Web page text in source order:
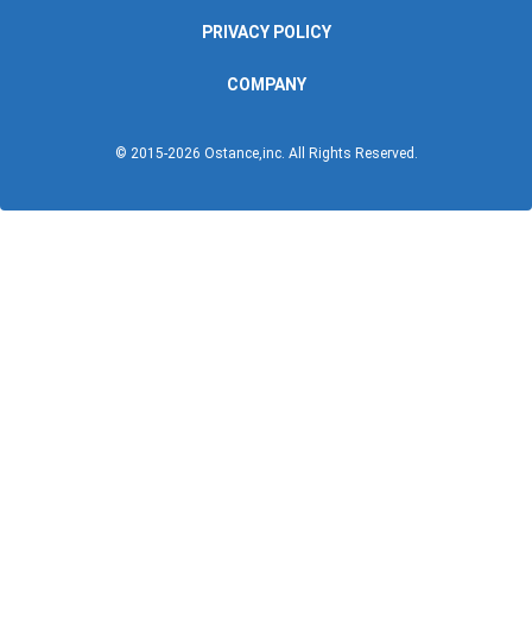
PRIVACY POLICY
COMPANY
© 2015-2026 Ostance,inc. All Rights Reserved.